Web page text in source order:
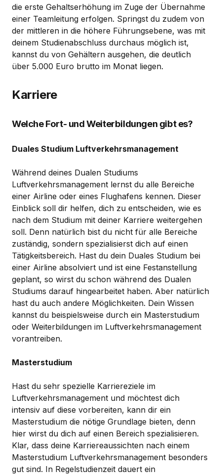
die erste Gehaltserhöhung im Zuge der Übernahme
einer Teamleitung erfolgen. Springst du zudem von
der mittleren in die höhere Führungsebene, was mit
deinem Studienabschluss durchaus möglich ist,
kannst du von Gehältern ausgehen, die deutlich
über 5.000 Euro brutto im Monat liegen.
Karriere
Welche Fort- und Weiterbildungen gibt es?
Duales Studium Luftverkehrsmanagement
Während deines Dualen Studiums
Luftverkehrsmanagement lernst du alle Bereiche
einer Airline oder eines Flughafens kennen. Dieser
Einblick soll dir helfen, dich zu entscheiden, wie es
nach dem Studium mit deiner Karriere weitergehen
soll. Denn natürlich bist du nicht für alle Bereiche
zuständig, sondern spezialisierst dich auf einen
Tätigkeitsbereich. Hast du dein Duales Studium bei
einer Airline absolviert und ist eine Festanstellung
geplant, so wirst du schon während des Dualen
Studiums darauf hingearbeitet haben. Aber natürlich
hast du auch andere Möglichkeiten. Dein Wissen
kannst du beispielsweise durch ein Masterstudium
oder Weiterbildungen im Luftverkehrsmanagement
vorantreiben.
Masterstudium
Hast du sehr spezielle Karriereziele im
Luftverkehrsmanagement und möchtest dich
intensiv auf diese vorbereiten, kann dir ein
Masterstudium die nötige Grundlage bieten, denn
hier wirst du dich auf einen Bereich spezialisieren.
Klar, dass deine Karriereaussichten nach einem
Masterstudium Luftverkehrsmanagement besonders
gut sind. In Regelstudienzeit dauert ein